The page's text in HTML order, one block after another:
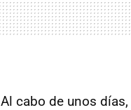
Al cabo de unos